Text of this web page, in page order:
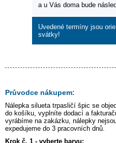
a u Vás doma bude
Uvedené termíny jsou
svátky!
Průvodce nákupem:
Nálepka silueta trpasličí špic se
do košíku, vyplníte dodací a
vyrábíme na zakázku, nálepky
expedujeme do 3 pracovních dnů.
Krok č. 1 - vyberte barvu: